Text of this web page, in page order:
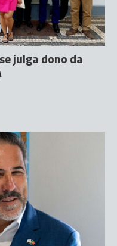
julga dono da